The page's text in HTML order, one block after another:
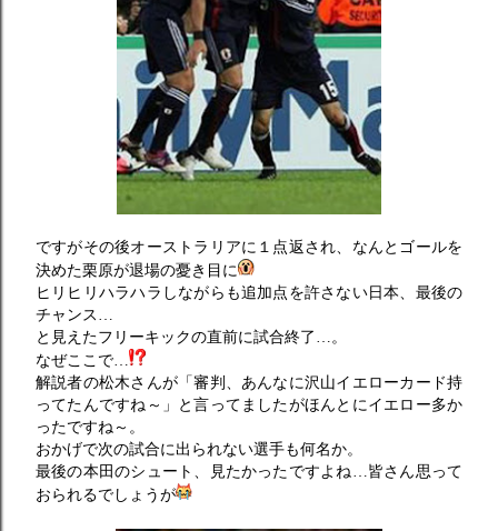
ですがその後オーストラリアに１点返され、なんとゴールを
決めた栗原が退場の憂き目に
ヒリヒリハラハラしながらも追加点を許さない日本、最後の
チャンス…
と見えたフリーキックの直前に試合終了…。
なぜここで…
解説者の松木さんが「審判、あんなに沢山イエローカード持
ってたんですね～」と言ってましたがほんとにイエロー多か
ったですね～。
おかげで次の試合に出られない選手も何名か。
最後の本田のシュート、見たかったですよね…皆さん思って
おられるでしょうが